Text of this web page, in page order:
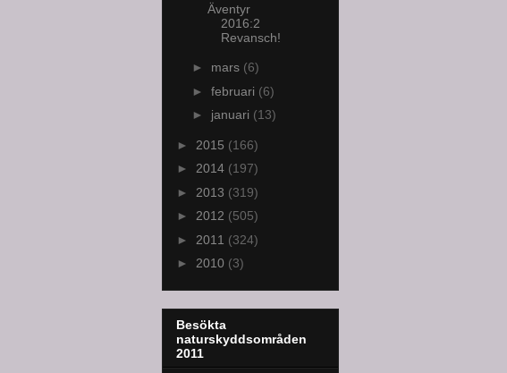
Äventyr
2016:2
Revansch!
► mars (6)
► februari (6)
► januari (13)
► 2015 (166)
► 2014 (197)
► 2013 (319)
► 2012 (505)
► 2011 (324)
► 2010 (3)
Besökta
naturskyddsområden
2011